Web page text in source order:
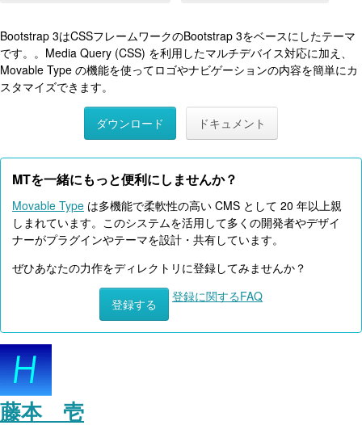
Bootstrap 3はCSSフレームワークのBootstrap 3をベースにしたテーマ
です。。Media Query (CSS) を利用したマルチデバイス対応に加え、
Movable Type の機能を使ってロゴやナビゲーションの内容を簡単にカ
スタマイズできます。
ダウンロード ドキュメント
MTを一緒にもっと便利にしませんか？
Movable Type は多機能で柔軟性の高い CMS として 20 年以上親
しまれています。このシステムを活用して多くの開発者やデザイ
ナーがプラグインやテーマを設計・共有しています。
ぜひあなたの力作をディレクトリに登録してみませんか？
登録する 登録に関するFAQ
藤本 壱